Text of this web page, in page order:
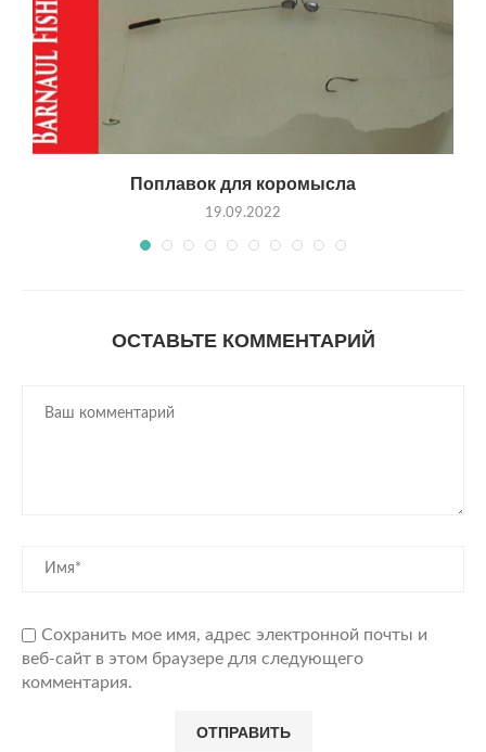
Поплавок для коромысла
19.09.2022
ОСТАВЬТЕ КОММЕНТАРИЙ
Сохранить мое имя, адрес электронной почты и
веб-сайт в этом браузере для следующего
комментария.